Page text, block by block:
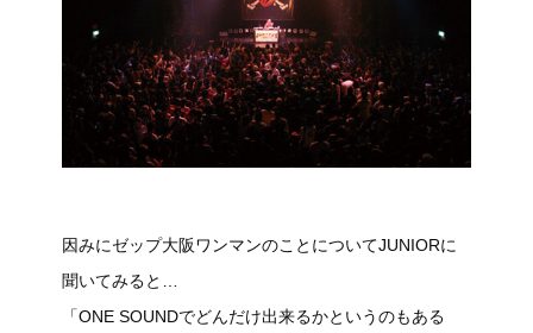
因みにゼップ大阪ワンマンのことについてJUNIORに
聞いてみると…
「ONE SOUNDでどんだけ出来るかというのもある